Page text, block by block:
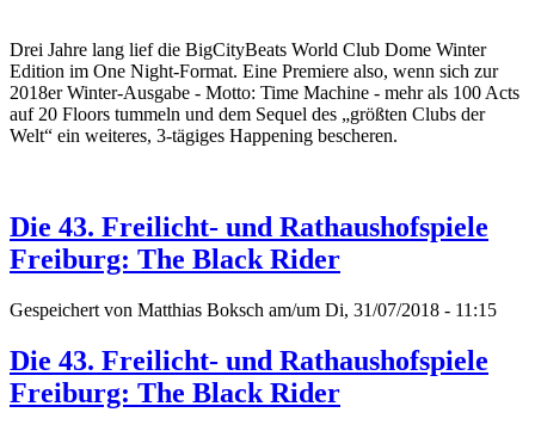
Drei Jahre lang lief die BigCityBeats World Club Dome Winter
Edition im One Night-Format. Eine Premiere also, wenn sich zur
2018er Winter-Ausgabe - Motto: Time Machine - mehr als 100 Acts
auf 20 Floors tummeln und dem Sequel des „größten Clubs der
Welt“ ein weiteres, 3-tägiges Happening bescheren.
Die 43. Freilicht- und Rathaushofspiele
Freiburg: The Black Rider
Gespeichert von Matthias Boksch am/um Di, 31/07/2018 - 11:15
Die 43. Freilicht- und Rathaushofspiele
Freiburg: The Black Rider